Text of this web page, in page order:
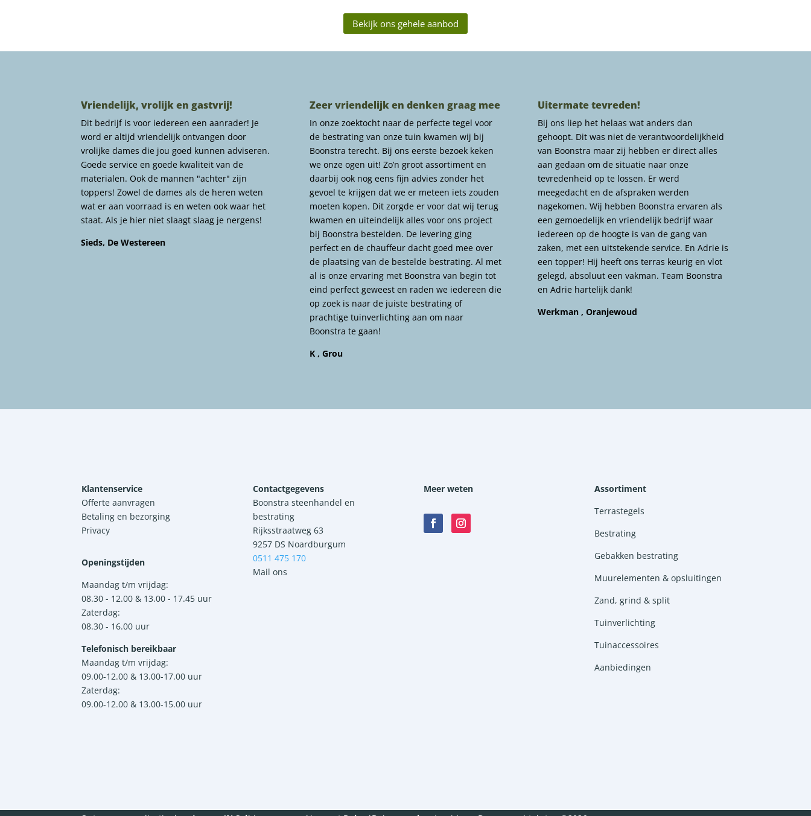
Bekijk ons gehele aanbod
Vriendelijk, vrolijk en gastvrij!
Dit bedrijf is voor iedereen een aanrader! Je
word er altijd vriendelijk ontvangen door
vrolijke dames die jou goed kunnen adviseren.
Goede service en goede kwaliteit van de
materialen. Ook de mannen "achter" zijn
toppers! Zowel de dames als de heren weten
wat er aan voorraad is en weten ook waar het
staat. Als je hier niet slaagt slaag je nergens!
Sieds, De Westereen
Zeer vriendelijk en denken graag mee
In onze zoektocht naar de perfecte tegel voor
de bestrating van onze tuin kwamen wij bij
Boonstra terecht. Bij ons eerste bezoek keken
we onze ogen uit! Zo’n groot assortiment en
daarbij ook nog eens fijn advies zonder het
gevoel te krijgen dat we er meteen iets zouden
moeten kopen. Dit zorgde er voor dat wij terug
kwamen en uiteindelijk alles voor ons project
bij Boonstra bestelden. De levering ging
perfect en de chauffeur dacht goed mee over
de plaatsing van de bestelde bestrating. Al met
al is onze ervaring met Boonstra van begin tot
eind perfect geweest en raden we iedereen die
op zoek is naar de juiste bestrating of
prachtige tuinverlichting aan om naar
Boonstra te gaan!
K , Grou
Uitermate tevreden!
Bij ons liep het helaas wat anders dan
gehoopt. Dit was niet de verantwoordelijkheid
van Boonstra maar zij hebben er direct alles
aan gedaan om de situatie naar onze
tevredenheid op te lossen. Er werd
meegedacht en de afspraken werden
nagekomen. Wij hebben Boonstra ervaren als
een gemoedelijk en vriendelijk bedrijf waar
iedereen op de hoogte is van de gang van
zaken, met een uitstekende service. En Adrie is
een topper! Hij heeft ons terras keurig en vlot
gelegd, absoluut een vakman. Team Boonstra
en Adrie hartelijk dank!
Werkman , Oranjewoud
Klantenservice
Offerte aanvragen
Betaling en bezorging
Privacy
Openingstijden
Maandag t/m vrijdag:
08.30 - 12.00 & 13.00 - 17.45 uur
Zaterdag:
08.30 - 16.00 uur
Telefonisch bereikbaar
Maandag t/m vrijdag:
09.00-12.00 & 13.00-17.00 uur
Zaterdag:
09.00-12.00 & 13.00-15.00 uur
Contactgegevens
Boonstra steenhandel en
bestrating
Rijksstraatweg 63
9257 DS Noardburgum
0511 475 170
Mail ons
Meer weten
Assortiment
Terrastegels
Bestrating
Gebakken bestrating
Muurelementen & opsluitingen
Zand, grind & split
Tuinverlichting
Tuinaccessoires
Aanbiedingen